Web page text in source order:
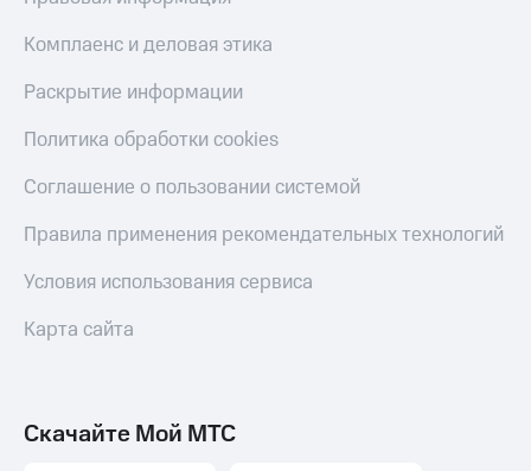
Комплаенс и деловая этика
Раскрытие информации
Политика обработки cookies
Соглашение о пользовании системой
Правила применения рекомендательных технологий
Условия использования сервиса
Карта сайта
Скачайте Мой МТС